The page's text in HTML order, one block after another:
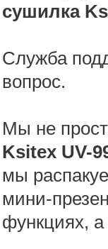
сушилка
Служба
вопрос.
Мы не
Ksitex UV-
мы
мини-
функциях,